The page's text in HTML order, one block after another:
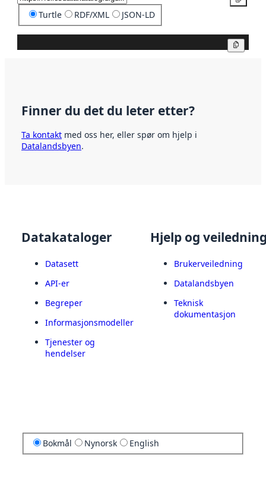
Turtle RDF/XML JSON-LD
Finner du det du leter etter?
Ta kontakt med oss her, eller spør om hjelp i
Datalandsbyen.
Datakataloger
Datasett
API-er
Begreper
Informasjonsmodeller
Tjenester og
hendelser
Hjelp og
Brukerveiledning
Datalandsbyen
Teknisk
dokumentasjon
Bokmål Nynorsk English